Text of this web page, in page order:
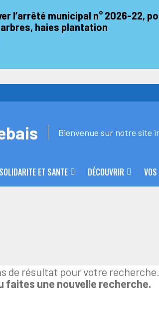
l’arrêté municipal n° 2026-22,
arbres, haies plantation
Bienvenue sur notre site
SOLIDARITE ET SANTE DÉCOUVRIR
de résultat pour votre recherche.
faites une nouvelle recherche.